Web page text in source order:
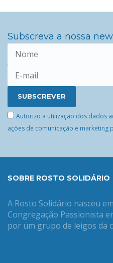
Subscreva a nossa
Autorizo a utilização dos dados
ações de comunicação e marketing
SOBRE ROSTO SOLIDÁRIO
A Rosto Solidário nasceu
Congregação Passionista
por um grupo de leigos da